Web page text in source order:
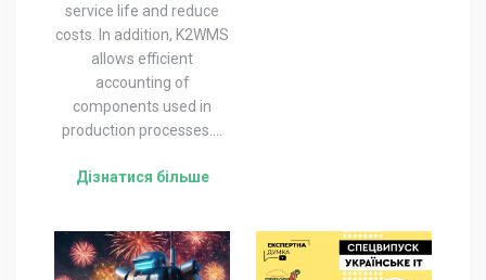
service life and reduce
costs. In addition, K2WMS
allows efficient
accounting of
components used in
production processes....
Дізнатися більше